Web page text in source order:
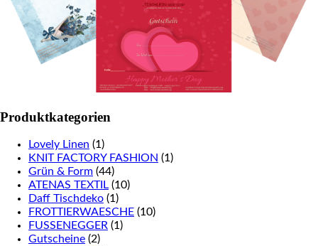
Produktkategorien
Lovely Linen (1)
KNIT FACTORY FASHION (1)
Grün & Form (44)
ATENAS TEXTIL (10)
Daff Tischdeko (1)
FROTTIERWAESCHE (10)
FUSSENEGGER (1)
Gutscheine (2)